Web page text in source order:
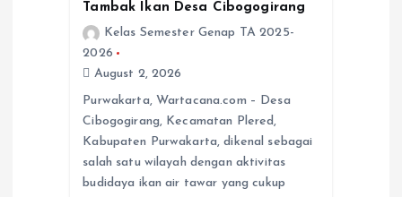
Tambak Ikan Desa Cibogogirang
Kelas Semester Genap TA 2025-
2026
August 2, 2026
Purwakarta, Wartacana.com – Desa
Cibogogirang, Kecamatan Plered,
Kabupaten Purwakarta, dikenal sebagai
salah satu wilayah dengan aktivitas
budidaya ikan air tawar yang cukup